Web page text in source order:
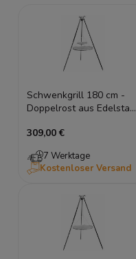
Schwenkgrill 180 cm -
Doppelrost aus Edelstahl
309,00 €
7 Werktage
Kostenloser Versand